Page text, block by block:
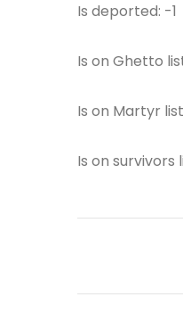
Is deported: -1
Is on Ghetto
Is on Martyr
Is on survivors